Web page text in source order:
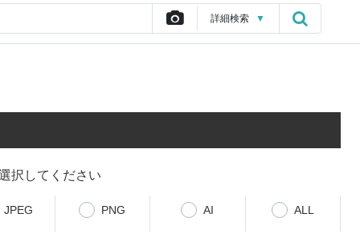
詳細検索 ▼
択してください
JPEG PNG AI ALL